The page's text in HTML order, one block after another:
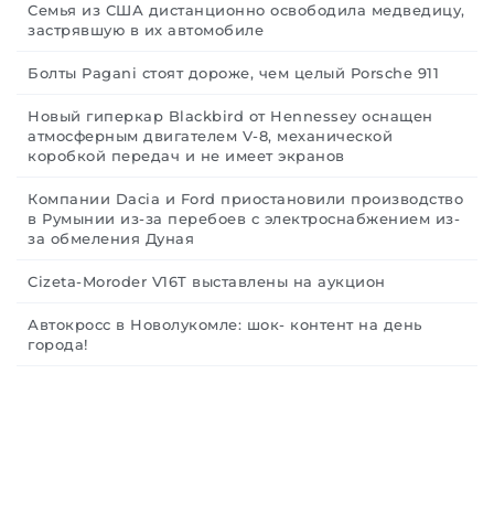
Семья из США дистанционно освободила медведицу,
застрявшую в их автомобиле
Болты Pagani стоят дороже, чем целый Porsche 911
Новый гиперкар Blackbird от Hennessey оснащен
атмосферным двигателем V-8, механической
коробкой передач и не имеет экранов
Компании Dacia и Ford приостановили производство
в Румынии из-за перебоев с электроснабжением из-
за обмеления Дуная
Cizeta-Moroder V16T выставлены на аукцион
Автокросс в Новолукомле: шок- контент на день
города!